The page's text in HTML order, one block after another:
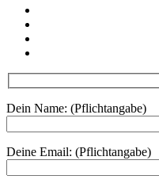
Dein Name: (Pflichtangabe)
Deine Email: (Pflichtangabe)